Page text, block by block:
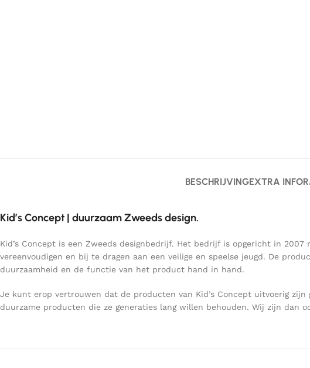
BESCHRIJVINGEXTRA
Kid’s Concept | duurzaam Zweeds design.
Kid’s Concept is een Zweeds designbedrijf. Het bedrijf is opgericht in
vereenvoudigen en bij te dragen aan een veilige en speelse jeugd. De
duurzaamheid en de functie van het product hand in hand.
Je kunt erop vertrouwen dat de producten van Kid’s Concept uitvoerig
duurzame producten die ze generaties lang willen behouden. Wij zijn